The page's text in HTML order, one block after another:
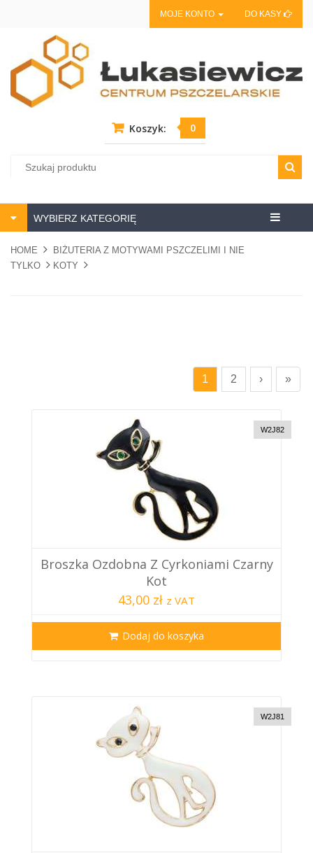
MOJE KONTO DO KASY
Koszyk: 0
Centrum
WYBIERZ KATEGORIĘ
HOME
BIŻUTERIA Z MOTYWAMI PSZCZELIMI I NIE
TYLKO
KOTY
1 2 › »
W2J82
Broszka Ozdobna Z Cyrkoniami Czarny
Kot
43,00 zł z VAT
Dodaj do koszyka
W2J81